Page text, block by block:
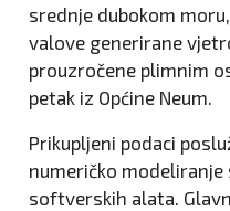
srednje dubokom
valove generirane
prouzročene plimnim
petak iz Općine Neum.
Prikupljeni podaci
numeričko modeliranje
softverskih alata.